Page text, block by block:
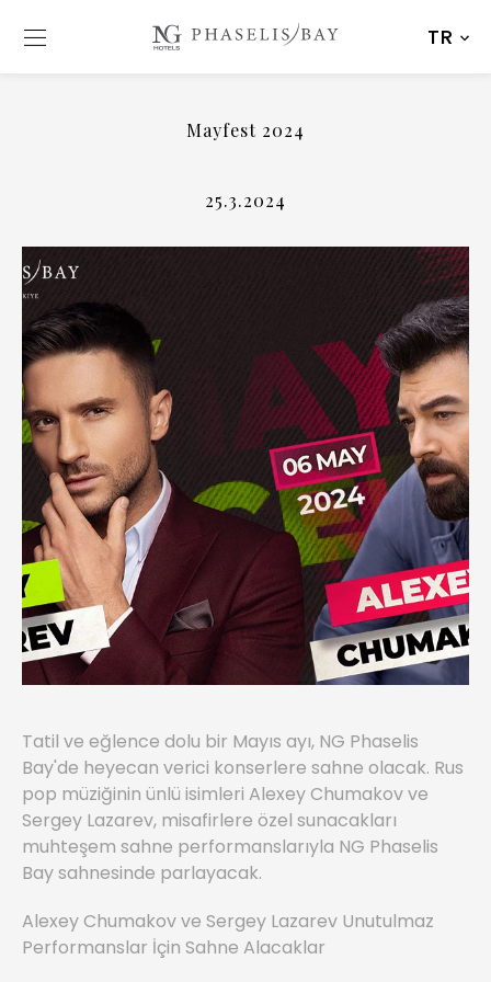
TR
Mayfest 2024
25.3.2024
Tatil ve eğlence dolu bir Mayıs ayı, NG Phaselis
Bay'de heyecan verici konserlere sahne olacak. Rus
pop müziğinin ünlü isimleri Alexey Chumakov ve
Sergey Lazarev, misafirlere özel sunacakları
muhteşem sahne performanslarıyla NG Phaselis
Bay sahnesinde parlayacak.
Alexey Chumakov ve Sergey Lazarev Unutulmaz
Performanslar İçin Sahne Alacaklar